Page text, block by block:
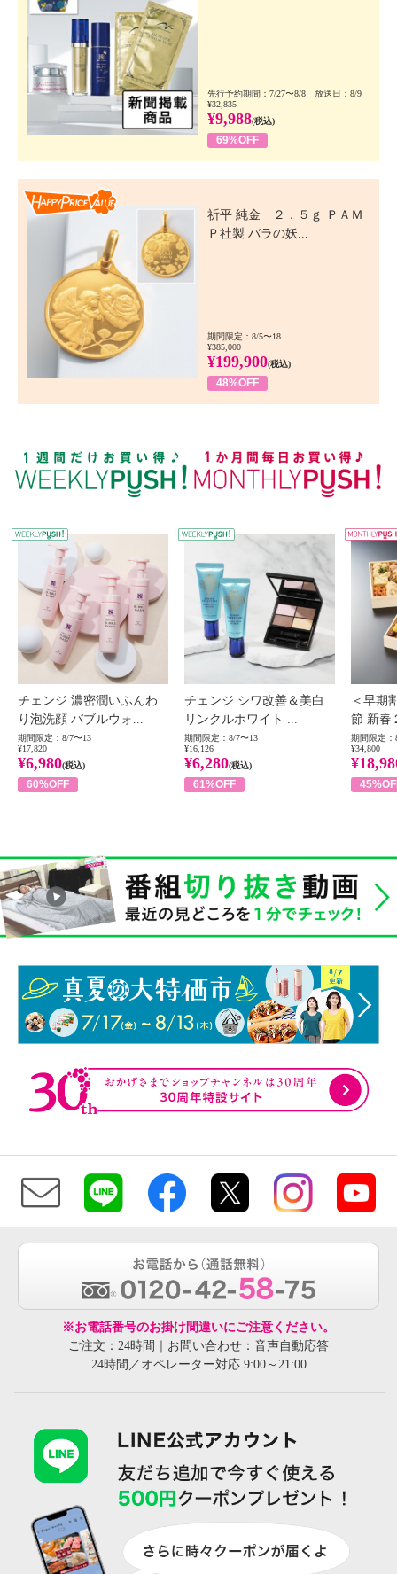
先行予約期間：7/27〜8/8 放送日：8/9
¥32,835
¥9,988(税込)
69%OFF
祈平 純金 ２．５ｇ ＰＡＭ
Ｐ社製 バラの妖...
期間限定：8/5〜18
¥385,000
¥199,900(税込)
48%OFF
WEEKLY PUSH
チェンジ 濃密潤いふんわ
り泡洗顔 バブルウォ...
期間限定：8/7〜13
¥17,820
¥6,980(税込)
60%OFF
チェンジ シワ改善＆美白
リンクルホワイト ...
期間限定：8/7〜13
¥16,126
¥6,280(税込)
61%OFF
＜早期
節 新春
期間限定：
¥34,800
※お電話番号のお掛け間違いにご注意ください。
ご注文：24時間｜お問い合わせ：音声自動応答
24時間／オペレーター対応 9:00～21:00